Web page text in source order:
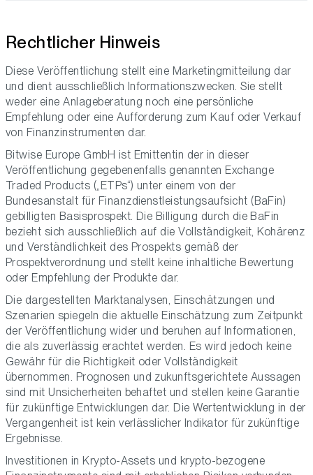
Rechtlicher Hinweis
Diese Veröffentlichung stellt eine Marketingmitteilung dar
und dient ausschließlich Informationszwecken. Sie stellt
weder eine Anlageberatung noch eine persönliche
Empfehlung oder eine Aufforderung zum Kauf oder Verkauf
von Finanzinstrumenten dar.
Bitwise Europe GmbH ist Emittentin der in dieser
Veröffentlichung gegebenenfalls genannten Exchange
Traded Products („ETPs“) unter einem von der
Bundesanstalt für Finanzdienstleistungsaufsicht (BaFin)
gebilligten Basisprospekt. Die Billigung durch die BaFin
bezieht sich ausschließlich auf die Vollständigkeit, Kohärenz
und Verständlichkeit des Prospekts gemäß der
Prospektverordnung und stellt keine inhaltliche Bewertung
oder Empfehlung der Produkte dar.
Die dargestellten Marktanalysen, Einschätzungen und
Szenarien spiegeln die aktuelle Einschätzung zum Zeitpunkt
der Veröffentlichung wider und beruhen auf Informationen,
die als zuverlässig erachtet werden. Es wird jedoch keine
Gewähr für die Richtigkeit oder Vollständigkeit
übernommen. Prognosen und zukunftsgerichtete Aussagen
sind mit Unsicherheiten behaftet und stellen keine Garantie
für zukünftige Entwicklungen dar. Die Wertentwicklung in der
Vergangenheit ist kein verlässlicher Indikator für zukünftige
Ergebnisse.
Investitionen in Krypto-Assets und krypto-bezogene